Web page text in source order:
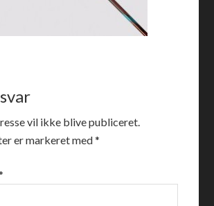
vil ikke blive publiceret.
er markeret med*